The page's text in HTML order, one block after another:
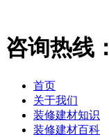
咨询热线：
首页
关于我们
装修建材知识
装修建材百科